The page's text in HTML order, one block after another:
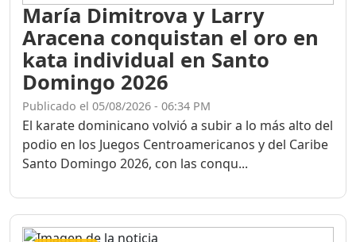
María Dimitrova y Larry
Aracena conquistan el oro en
kata individual en Santo
Domingo 2026
Publicado el 05/08/2026 - 06:34 PM
El karate dominicano volvió a subir a lo más alto del
podio en los Juegos Centroamericanos y del Caribe
Santo Domingo 2026, con las conqu...